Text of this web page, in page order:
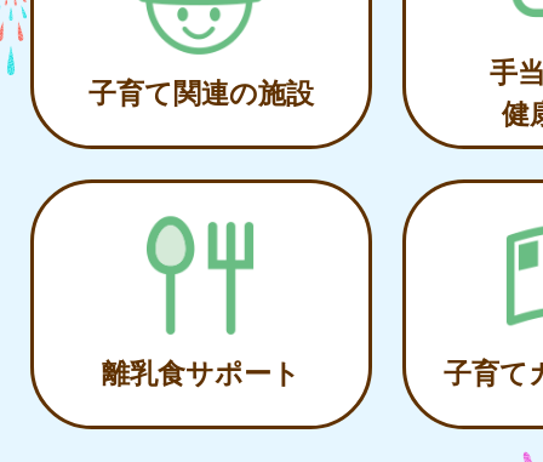
子育て関連の施設
手
健
離乳食サポート 子育て